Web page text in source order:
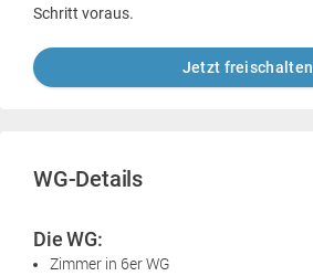
Schritt voraus.
Jetzt freischalten
WG-Details
Die WG:
Zimmer in 6er WG